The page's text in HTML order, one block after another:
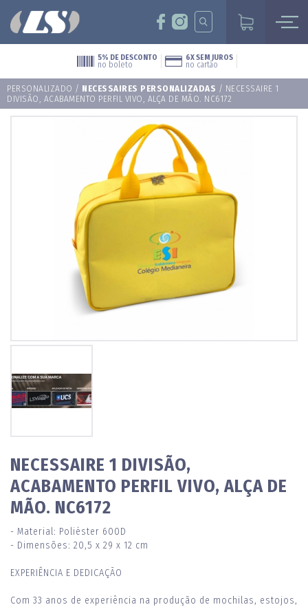
5% DE DESCONTO
no boleto
6X SEM JUROS
no cartão
PERSONALIZADO / NECESSAIRES PERSONALIZADAS / NECESSAIRE 1
DIVISÃO, ACABAMENTO PERFIL VIVO, ALÇA DE MÃO. NC6172
NECESSAIRE 1 DIVISÃO,
ACABAMENTO PERFIL VIVO, ALÇA DE
MÃO. NC6172
- Material: Poliéster 600D
- Dimensões: 20,5 x 29 x 12 cm
EXPERIÊNCIA E DEDICAÇÃO
Com 33 anos de experiência na produção de mochilas, estojos,